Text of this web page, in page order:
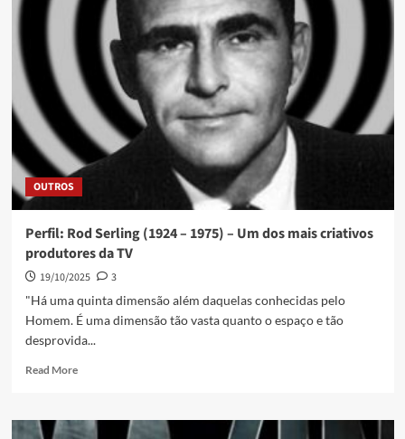
OUTROS
Perfil: Rod Serling (1924 – 1975) – Um dos mais criativos
produtores da TV
19/10/2025
3
"Há uma quinta dimensão além daquelas conhecidas pelo
Homem. É uma dimensão tão vasta quanto o espaço e tão
desprovida...
Read More